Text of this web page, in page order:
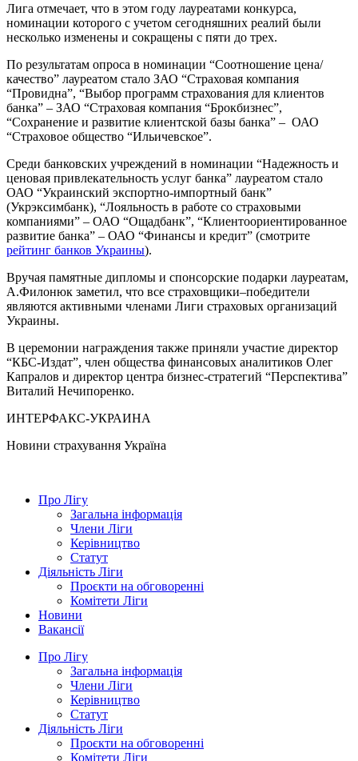
Лига отмечает, что в этом году лауреатами конкурса,
номинации которого с учетом сегодняшних реалий были
несколько изменены и сокращены с пяти до трех.
По результатам опроса в номинации “Соотношение цена/
качество” лауреатом стало ЗАО “Страховая компания
“Провидна”, “Выбор программ страхования для клиентов
банка” – ЗАО “Страховая компания “Брокбизнес”,
“Сохранение и развитие клиентской базы банка” – ОАО
“Страховое общество “Ильичевское”.
Среди банковских учреждений в номинации “Надежность и
ценовая привлекательность услуг банка” лауреатом стало
ОАО “Украинский экспортно-импортный банк”
(Укрэксимбанк), “Лояльность в работе со страховыми
компаниями” – ОАО “Ощадбанк”, “Клиентоориентированное
развитие банка” – ОАО “Финансы и кредит” (смотрите
рейтинг банков Украины).
Вручая памятные дипломы и спонсорские подарки лауреатам,
А.Филонюк заметил, что все страховщики–победители
являются активными членами Лиги страховых организаций
Украины.
В церемонии награждения также приняли участие директор
“КБС-Издат”, член общества финансовых аналитиков Олег
Капралов и директор центра бизнес-стратегий “Перспектива”
Виталий Нечипоренко.
ИНТЕРФАКС-УКРАИНА
Новини страхування Україна
Про Лігу
Загальна інформація
Члени Ліги
Керівництво
Статут
Діяльність Ліги
Проєкти на обговоренні
Комітети Ліги
Новини
Вакансії
Про Лігу
Загальна інформація
Члени Ліги
Керівництво
Статут
Діяльність Ліги
Проєкти на обговоренні
Комітети Ліги